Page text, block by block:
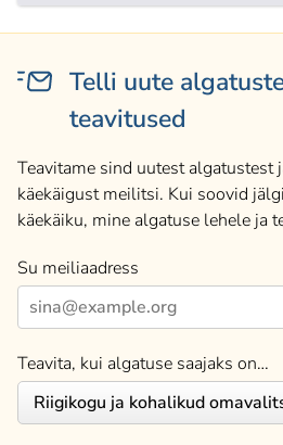
Telli uute
teavitused
Teavitame sind uutest algatustest
käekäigust meilitsi. Kui soovid
käekäiku, mine algatuse lehele ja
Su meiliaadress
Teavita, kui algatuse saajaks on…